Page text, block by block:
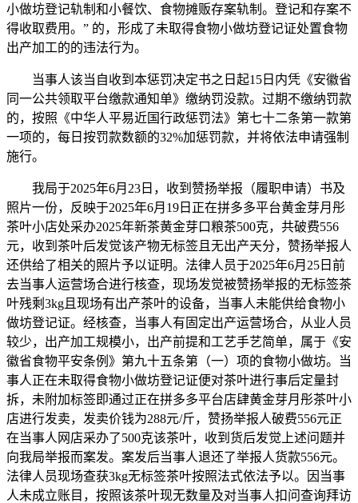
小做坊登记轨制和小餐饮、食物摊贩存案轨制。登记和存案不
得收取费用。” 的，形成了未取得食物小做坊登记证处置食物
出产加工的的违法行为。
当事人该当自收到本惩罚决定书之日起15日内凭《安徽省
同一公共领取平台缴款通知单》缴纳罚没款。过期不缴纳罚款
的，按照《中华人平易近国行政惩罚法》第七十二条第一款第
一项的，每日按罚款数额的32%加惩罚款，并将依法申请强制
施行。
我局于2025年6月23日，收到赞扬举报（履职申请）书及
照片一份，反映于2025年6月19日正在拼多多平台黄金芽月彤
茶叶小店处采办2025年新茶黄金芽口粮茶500克，共破费556
元，收到茶叶后发觉该产物无标签且无出产天分，赞扬举报人
还供给了相关的照片予以证明。法律人员于2025年6月25日前
去当事人运营场合进行核查，现场发觉被赞扬举报的无标签茶
叶残剩3kg且现场有出产茶叶的设备，当事人未能供给食物小
做坊登记证。经核查，当事人有固定出产运营场合，从业人员
较少，出产加工规模小，出产前提和工艺手艺简单，属于《安
徽省食物平安条例》第九十五条第（一）项的食物小做坊。当
事人正在未取得食物小做坊登记证便对茶叶进行事后定量封
拆，未附加标签即通过正在拼多多平台店肆黄金芽月彤茶叶小
店进行发卖，发卖价钱为288元/斤，赞扬举报人破费556元正
在当事人网店采办了500克该茶叶，收到货后发觉上述问题并
向我局举报而案发。案发后当事人退还了举报人货款556元。
法律人员现场查获3kg无标签茶叶按照法式依法予以。因当事
人未成立账目，按照该茶叶现无数量及对当事人扣问查询拜访